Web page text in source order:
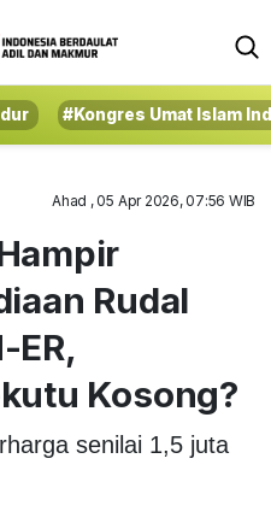
#Kongres Umat Islam
Ahad , 05 Apr 2026, 07:56 WIB
Rudal
ER,
Kosong?
senilai 1,5 juta